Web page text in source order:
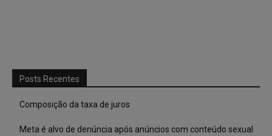
Posts Recentes
Composição da taxa de juros
Meta é alvo de denúncia após anúncios com conteúdo sexual